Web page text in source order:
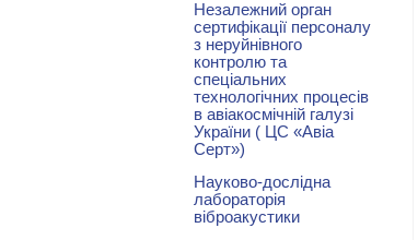
Незалежний орган
сертифікації персоналу
з неруйнівного
контролю та
спеціальних
технологічних процесів
в авіакосмічній галузі
України ( ЦС «Авіа
Серт»)
Науково-дослідна
лабораторія
віброакустики